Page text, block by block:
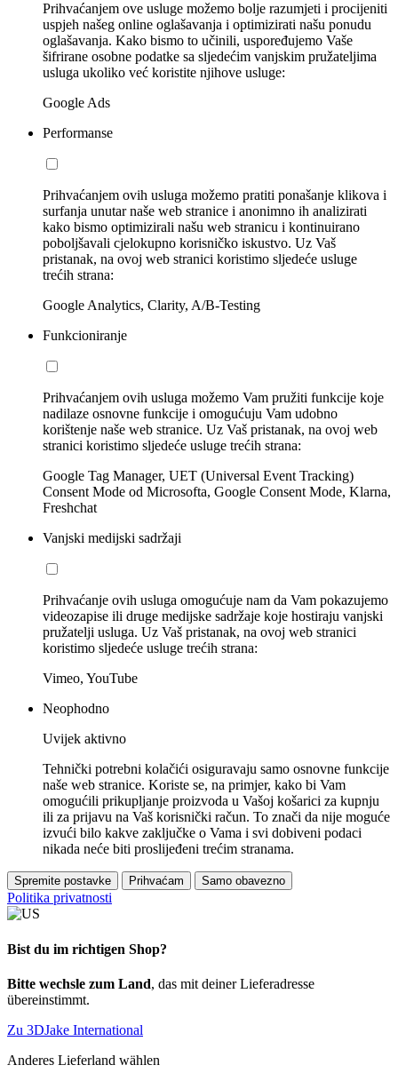
Prihvaćanjem ove usluge možemo bolje razumjeti i procijeniti
uspjeh našeg online oglašavanja i optimizirati našu ponudu
oglašavanja. Kako bismo to učinili, uspoređujemo Vaše
šifrirane osobne podatke sa sljedećim vanjskim pružateljima
usluga ukoliko već koristite njihove usluge:
Google Ads
Performanse
Prihvaćanjem ovih usluga možemo pratiti ponašanje klikova i
surfanja unutar naše web stranice i anonimno ih analizirati
kako bismo optimizirali našu web stranicu i kontinuirano
poboljšavali cjelokupno korisničko iskustvo. Uz Vaš
pristanak, na ovoj web stranici koristimo sljedeće usluge
trećih strana:
Google Analytics, Clarity, A/B-Testing
Funkcioniranje
Prihvaćanjem ovih usluga možemo Vam pružiti funkcije koje
nadilaze osnovne funkcije i omogućuju Vam udobno
korištenje naše web stranice. Uz Vaš pristanak, na ovoj web
stranici koristimo sljedeće usluge trećih strana:
Google Tag Manager, UET (Universal Event Tracking)
Consent Mode od Microsofta, Google Consent Mode, Klarna,
Freshchat
Vanjski medijski sadržaji
Prihvaćanje ovih usluga omogućuje nam da Vam pokazujemo
videozapise ili druge medijske sadržaje koje hostiraju vanjski
pružatelji usluga. Uz Vaš pristanak, na ovoj web stranici
koristimo sljedeće usluge trećih strana:
Vimeo, YouTube
Neophodno
Uvijek aktivno
Tehnički potrebni kolačići osiguravaju samo osnovne funkcije
naše web stranice. Koriste se, na primjer, kako bi Vam
omogućili prikupljanje proizvoda u Vašoj košarici za kupnju
ili za prijavu na Vaš korisnički račun. To znači da nije moguće
izvući bilo kakve zaključke o Vama i svi dobiveni podaci
nikada neće biti proslijeđeni trećim stranama.
Spremite postavke Prihvaćam Samo obavezno
Politika privatnosti
Bist du im richtigen Shop?
Bitte wechsle zum Land, das mit deiner Lieferadresse
übereinstimmt.
Zu 3DJake International
Anderes Lieferland wählen